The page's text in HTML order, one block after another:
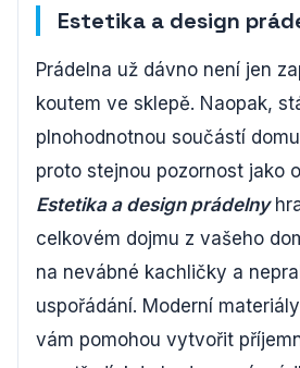
Estetika a design
Prádelna už dávno není jen
koutem ve sklepě. Naopak,
plnohodnotnou součástí
proto stejnou pozornost jako
Estetika a design prádelny
celkovém dojmu z vašeho
na nevábné kachličky a
uspořádání. Moderní
vám pomohou vytvořit